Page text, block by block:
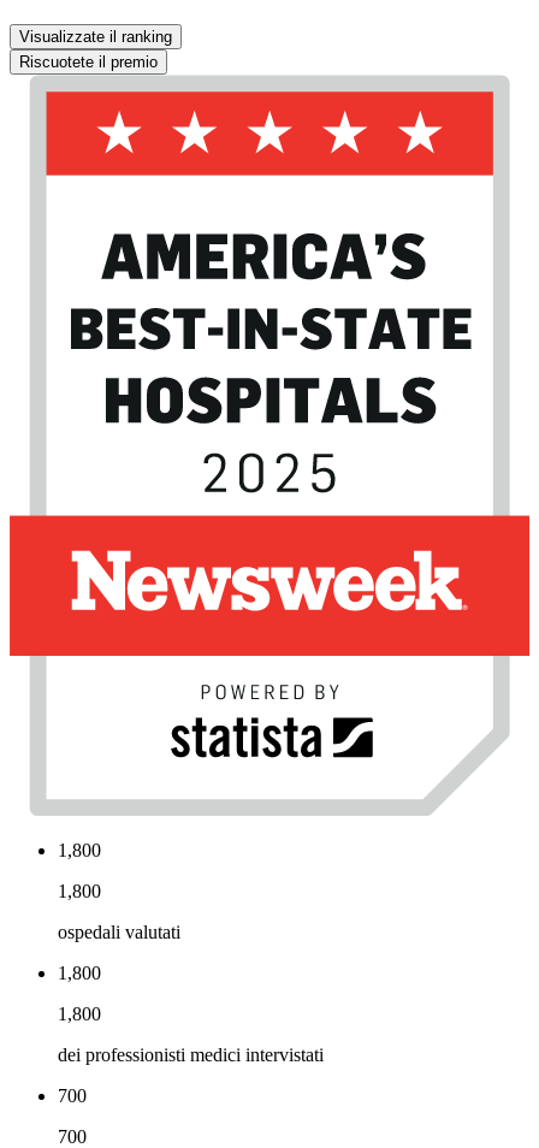
Visualizzate il ranking
Riscuotete il premio
1,800
1,800
ospedali valutati
1,800
1,800
dei professionisti medici intervistati
700
700